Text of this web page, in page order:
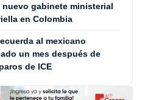
gabinete ministerial
en Colombia
al mexicano
un mes después de
de ICE